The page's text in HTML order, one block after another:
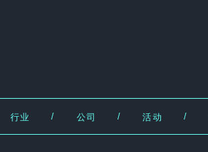
行业 / 公司 / 活动 /